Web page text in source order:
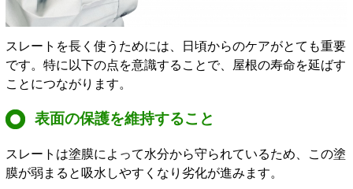
スレートを長く使うためには、日頃からのケアがとても重要
です。特に以下の点を意識することで、屋根の寿命を延ばす
ことにつながります。
表面の保護を維持すること
スレートは塗膜によって水分から守られているため、この塗
膜が弱まると吸水しやすくなり劣化が進みます。